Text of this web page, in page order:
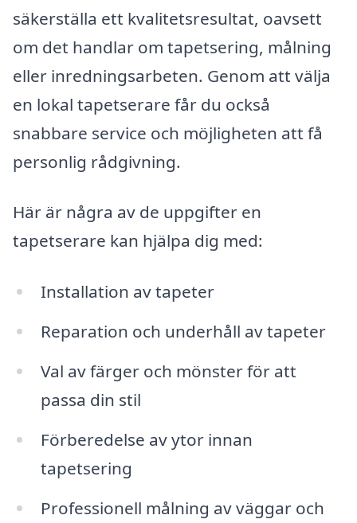
säkerställa ett kvalitetsresultat, oavsett
om det handlar om tapetsering, målning
eller inredningsarbeten. Genom att välja
en lokal tapetserare får du också
snabbare service och möjligheten att få
personlig rådgivning.
Här är några av de uppgifter en
tapetserare kan hjälpa dig med:
Installation av tapeter
Reparation och underhåll av tapeter
Val av färger och mönster för att
passa din stil
Förberedelse av ytor innan
tapetsering
Professionell målning av väggar och